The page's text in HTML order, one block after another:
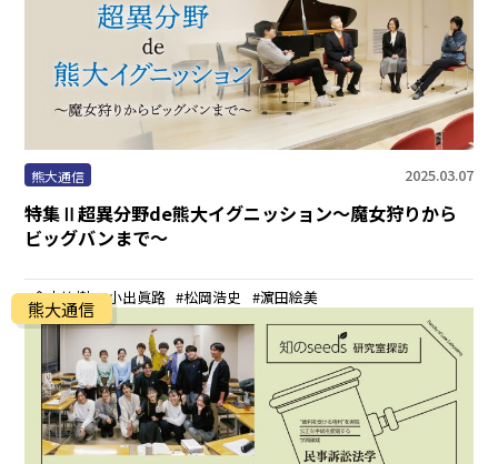
熊大通信 2025.03.07
特集Ⅱ超異分野de熊大イグニッション～魔女狩りから
ビッグバンまで～
倉内祐樹 小出眞路 松岡浩史 濵田絵美
熊大通信